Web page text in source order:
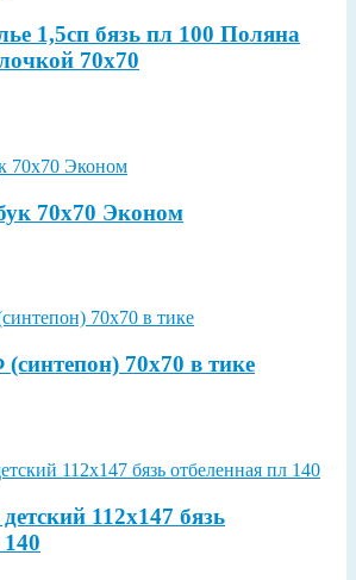
1,5сп бязь пл 100 Поляна
70х70
70х70 Эконом
70х70 в тике
112х147 бязь